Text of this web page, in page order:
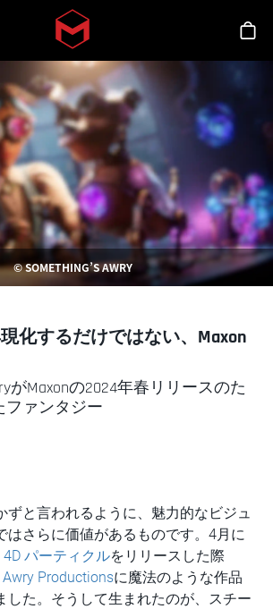
Skip to main content
シ
© SOMETHING’S AWRY
化するだけではない、Maxon
がMaxonの2024年春リリースのた
ファンタジー
ずと言われるように、魅力的なビジュ
はさらに価値があるものです。4月に
4D パーティクルをリリースした際
Productionsに魔法のような作品
した。そうして生まれたのが、スチー